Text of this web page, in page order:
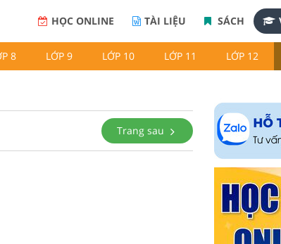
HỌC ONLINE TÀI LIỆU SÁCH
8 LỚP 9 LỚP 10 LỚP 11 LỚP 12
Trang sau